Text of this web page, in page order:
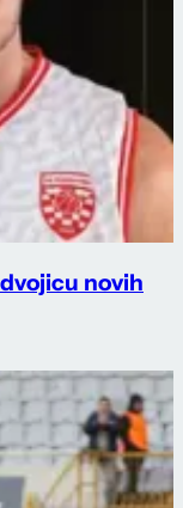
novih